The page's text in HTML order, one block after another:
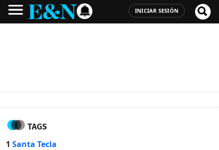
INICIAR SESIÓN
TAGS
1 Santa Tecla